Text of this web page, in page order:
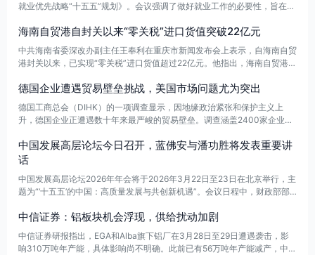
就业优先战略“十五五”规划》。会议强调了做好就业工作的必要性，旨在推
海南自贸港自封关以来“零关税”进口货值突破22亿元
中共海南省委深改办副主任王奉利在重庆市新闻发布会上表示，自海南自贸
港封关以来，已实现“零关税”进口货值超过22亿元。他指出，海南自贸港将
优化、内外资准入协同及简税制改革的推进力度，以加快构建与高水平自由
贸易港相适应的政策体系。
德国企业遭遇贸易壁垒挑战，美国市场问题尤为突出
德国工商总会（DIHK）的一项调查显示，因地缘政治紧张和保护主义上
升，德国企业正遭遇数十年来最严峻的贸易壁垒。调查涵盖2400家企业，
上升。DIHK外贸主管Volker Treier指出，美国市场问题尤为突出，86%的
企业在该国面临困难，销售额大幅下滑，未来一年预期降至历史最低水平。
中国发展高层论坛今日召开，蓝佛安与潘功胜将发表重要讲
话
中国发展高层论坛2026年年会将于2026年3月22日至23日在北京举行，主
题为“‘十五五’的中国：高质量发展与共创新机遇”。会议日程中，财政部部
讨会”，进行发言。
中信证券：铝板块机会浮现，供给扰动加剧
中信证券研报指出，EGA和Alba旗下铝厂在3月28日至29日遭遇袭击，影
响310万吨年产能，具体影响尚不明确。此前已有56万吨年产能减产，中东